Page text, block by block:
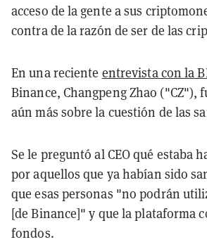
acceso de la gente a sus
contra de la razón de ser de las
En una reciente entrevista con la
Binance, Changpeng Zhao ("CZ"),
aún más sobre la cuestión de las
Se le preguntó al CEO qué estaba
por aquellos que ya habían sido
que esas personas "no podrán
[de Binance]" y que la plataforma
fondos.